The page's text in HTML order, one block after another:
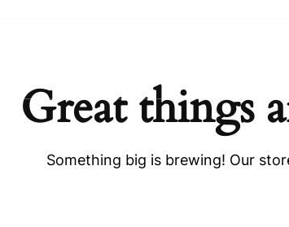
Great things
Something big is brewing! Our